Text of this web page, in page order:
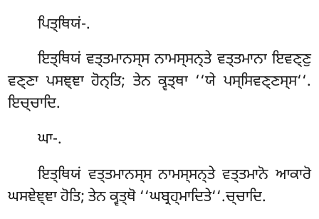
ਪਿਤ੍ਥਿਯਂ-.
ਇਤ੍ਥਿਯਂ ਵਤ੍ਤਮਾਨਸ੍ਸ ਨਾਮਸ੍ਸਨ੍ਤੇ ਵਤ੍ਤਮਾਨਾ ਇਵਣ੍ਣੁ
ਵਣ੍ਣਾ ਪਸਞ੍ਞਾ ਹੋਨ੍ਤਿ; ਤੇਨ ਕ੍ਵਤ੍ਥਾ ‘‘ਯੇ ਪਸ੍ਸਿਵਣ੍ਣਸ੍ਸ‘‘.
ਇਚ੍ਚਾਦਿ.
ਘਾ-.
ਇਤ੍ਥਿਯਂ ਵਤ੍ਤਮਾਨਸ੍ਸ ਨਾਮਸ੍ਸਨ੍ਤੇ ਵਤ੍ਤਮਾਨੋ ਆਕਾਰੋ
ਘਸਞੇਞ੍ਞਾ ਹੋਤਿ; ਤੇਨ ਕ੍ਵਤ੍ਥੋ ‘‘ਘਬ੍ਰਹ੍ਮਾਦਿਤੇ‘‘.ਚ੍ਚਾਦਿ.